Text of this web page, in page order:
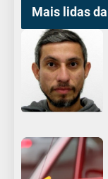
Mais lidas